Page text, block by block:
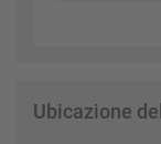
Ubicazione